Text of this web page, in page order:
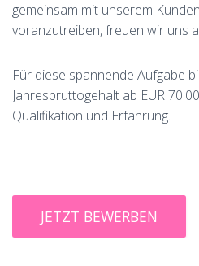
gemeinsam mit unserem
voranzutreiben, freuen wir uns
Für diese spannende Aufgabe
Jahresbruttogehalt ab EUR
Qualifikation und Erfahrung.